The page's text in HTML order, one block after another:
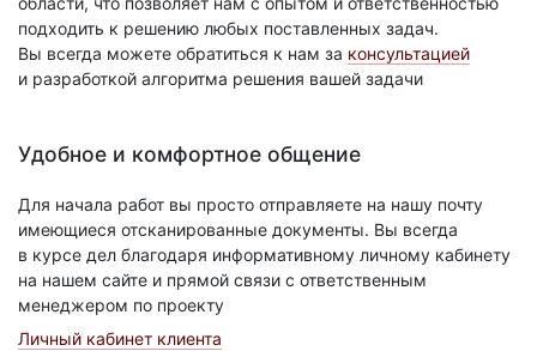
подходить к решению любых поставленных задач.
Вы всегда можете обратиться к нам за консультацией
и разработкой алгоритма решения вашей задачи
Удобное и комфортное общение
Для начала работ вы просто отправляете на нашу почту
имеющиеся отсканированные документы. Вы всегда
в курсе дел благодаря информативному личному кабинету
на нашем сайте и прямой связи с ответственным
менеджером по проекту
Личный кабинет клиента